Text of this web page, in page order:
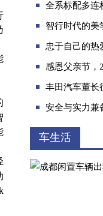
全系标配多连杆悬架+
智行时代的美学觉
忠于自己的热爱
感恩父亲节，20万
丰田汽车董长征
安全与实力兼备，
车生活